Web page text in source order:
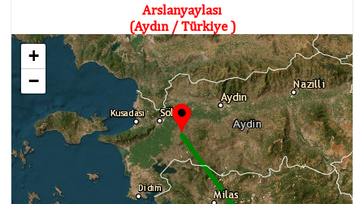
Arslanyaylası
(Aydın / Türkiye )
+
−